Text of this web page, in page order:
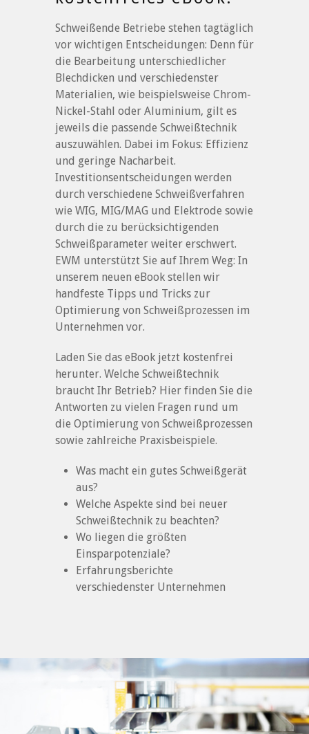
Schweißende Betriebe stehen tagtäglich
vor wichtigen Entscheidungen: Denn für
die Bearbeitung unterschiedlicher
Blechdicken und verschiedenster
Materialien, wie beispielsweise Chrom-
Nickel-Stahl oder Aluminium, gilt es
jeweils die passende Schweißtechnik
auszuwählen. Dabei im Fokus: Effizienz
und geringe Nacharbeit.
Investitionsentscheidungen werden
durch verschiedene Schweißverfahren
wie WIG, MIG/MAG und Elektrode sowie
durch die zu berücksichtigenden
Schweißparameter weiter erschwert.
EWM unterstützt Sie auf Ihrem Weg: In
unserem neuen eBook stellen wir
handfeste Tipps und Tricks zur
Optimierung von Schweißprozessen im
Unternehmen vor.
Laden Sie das eBook jetzt kostenfrei
herunter. Welche Schweißtechnik
braucht Ihr Betrieb? Hier finden Sie die
Antworten zu vielen Fragen rund um
die Optimierung von Schweißprozessen
sowie zahlreiche Praxisbeispiele.
Was macht ein gutes Schweißgerät
aus?
Welche Aspekte sind bei neuer
Schweißtechnik zu beachten?
Wo liegen die größten
Einsparpotenziale?
Erfahrungsberichte
verschiedenster Unternehmen